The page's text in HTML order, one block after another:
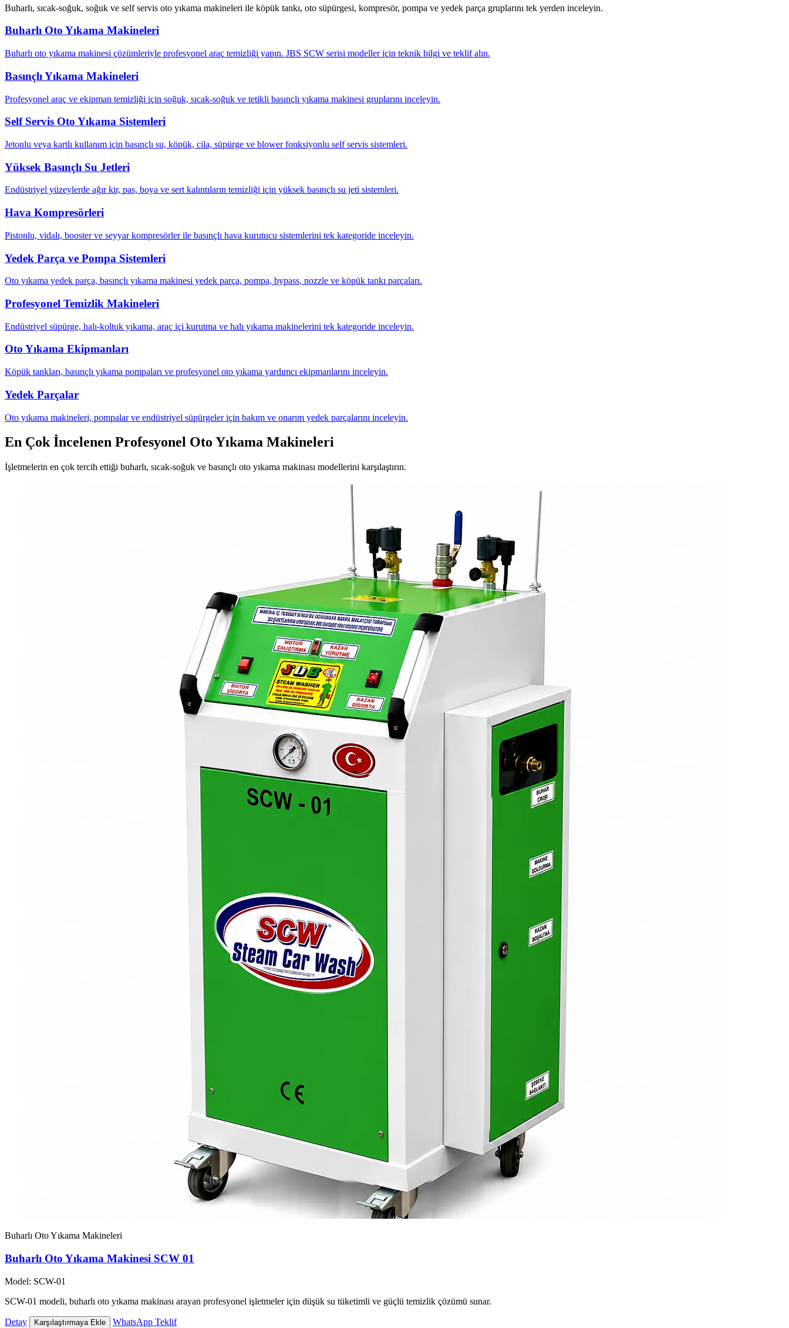
Buharlı, sıcak-soğuk, soğuk ve self servis oto yıkama makineleri ile köpük tankı, oto süpürgesi, kompresör, pompa ve yedek parça gruplarını tek yerden inceleyin.
Buharlı Oto Yıkama Makineleri
Buharlı oto yıkama makinesi çözümleriyle profesyonel araç temizliği yapın. JBS SCW serisi modeller için teknik bilgi ve teklif alın.
Basınçlı Yıkama Makineleri
Profesyonel araç ve ekipman temizliği için soğuk, sıcak-soğuk ve tetikli basınçlı yıkama makinesi gruplarını inceleyin.
Self Servis Oto Yıkama Sistemleri
Jetonlu veya kartlı kullanım için basınçlı su, köpük, cila, süpürge ve blower fonksiyonlu self servis sistemleri.
Yüksek Basınçlı Su Jetleri
Endüstriyel yüzeylerde ağır kir, pas, boya ve sert kalıntıların temizliği için yüksek basınçlı su jeti sistemleri.
Hava Kompresörleri
Pistonlu, vidalı, booster ve seyyar kompresörler ile basınçlı hava kurutucu sistemlerini tek kategoride inceleyin.
Yedek Parça ve Pompa Sistemleri
Oto yıkama yedek parça, basınçlı yıkama makinesi yedek parça, pompa, bypass, nozzle ve köpük tankı parçaları.
Profesyonel Temizlik Makineleri
Endüstriyel süpürge, halı-koltuk yıkama, araç içi kurutma ve halı yıkama makinelerini tek kategoride inceleyin.
Oto Yıkama Ekipmanları
Köpük tankları, basınçlı yıkama pompaları ve profesyonel oto yıkama yardımcı ekipmanlarını inceleyin.
Yedek Parçalar
Oto yıkama makineleri, pompalar ve endüstriyel süpürgeler için bakım ve onarım yedek parçalarını inceleyin.
En Çok İncelenen Profesyonel Oto Yıkama Makineleri
İşletmelerin en çok tercih ettiği buharlı, sıcak-soğuk ve basınçlı oto yıkama makinası modellerini karşılaştırın.
Buharlı Oto Yıkama Makineleri
Buharlı Oto Yıkama Makinesi SCW 01
Model: SCW-01
SCW-01 modeli, buharlı oto yıkama makinası arayan profesyonel işletmeler için düşük su tüketimli ve güçlü temizlik çözümü sunar.
Detay Karşılaştırmaya Ekle WhatsApp Teklif